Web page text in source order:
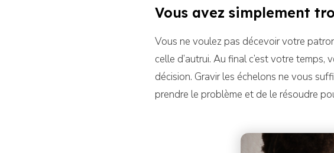
Vous avez simplement
Vous ne voulez pas décevoir votre
celle d’autrui. Au final c’est votre
décision. Gravir les échelons ne vous
prendre le problème et de le résoudre